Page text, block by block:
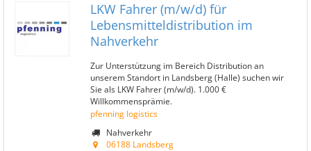
LKW Fahrer (m/w/d) für
Lebensmitteldistribution im
Nahverkehr
Zur Unterstützung im Bereich Distribution an
unserem Standort in Landsberg (Halle) suchen wir
Sie als LKW Fahrer (m/w/d). 1.000 €
Willkommensprämie.
pfenning logistics
Nahverkehr
06188 Landsberg